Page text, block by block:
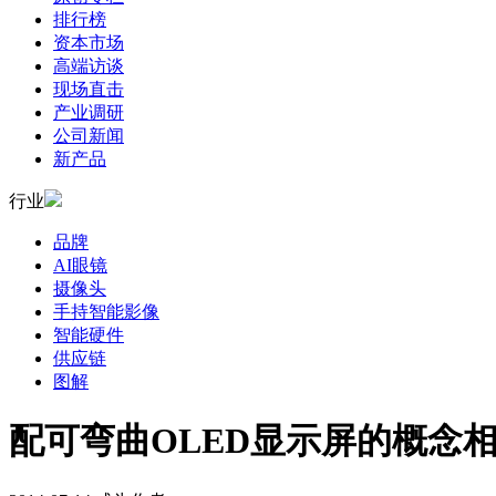
排行榜
资本市场
高端访谈
现场直击
产业调研
公司新闻
新产品
行业
品牌
AI眼镜
摄像头
手持智能影像
智能硬件
供应链
图解
配可弯曲OLED显示屏的概念